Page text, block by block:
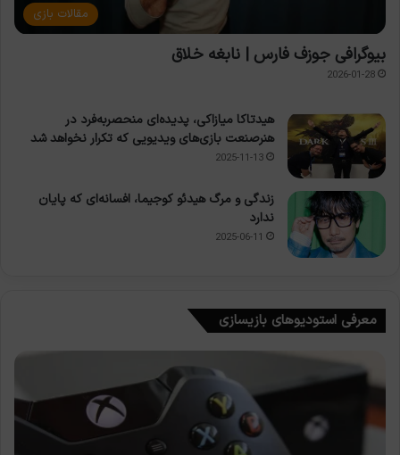
مقالات بازی
بیوگرافی جوزف فارس | نابغه خلاق
2026-01-28
هیدتاکا میازاکی، پدیده‌ای منحصربه‌فرد در
هنرصنعت بازی‌های ویدیویی که تکرار نخواهد شد
2025-11-13
زندگی و مرگ هیدئو کوجیما، افسانه‌ای که پایان
ندارد
2025-06-11
معرفی استودیوهای بازیسازی